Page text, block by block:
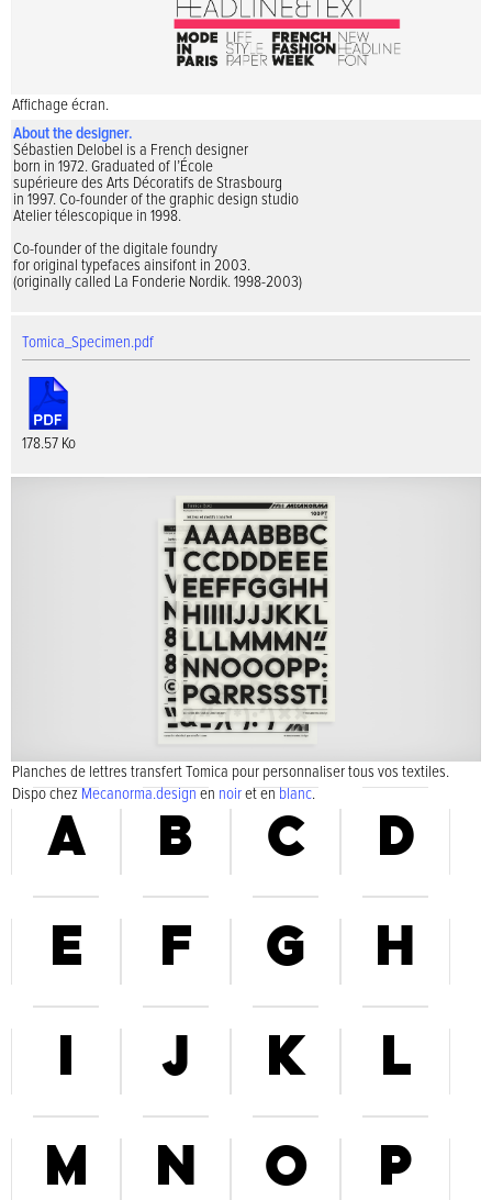
Affichage écran.
About the designer.
Sébastien Delobel is a French designer
born in 1972. Graduated of l’École
supérieure des Arts Décoratifs de Strasbourg
in 1997. Co-founder of the graphic design studio
Atelier télescopique in 1998.
Co-founder of the digitale foundry
for original typefaces ainsifont in 2003.
(originally called La Fonderie Nordik. 1998-2003)
Tomica_Specimen.pdf
178.57 Ko
Planches de lettres transfert Tomica pour personnaliser tous vos textiles.
Dispo chezMecanorma.designen noir et enblanc.
A B C
D
E
F G
H
I
J K
L
M
N O
P